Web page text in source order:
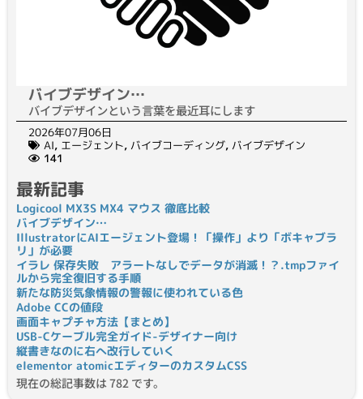
バイブデザイン…
バイブデザインという言葉を最近耳にします
2026年07月06日
AI, エージェント, バイブコーディング, バイブデザイン
141
最新記事
Logicool MX3S MX4 マウス 徹底比較
バイブデザイン…
IllustratorにAIエージェント登場！「操作」より「ボキャブラ
リ」が必要
イラレ 保存失敗 アラートなしでデータが消滅！？.tmpファイ
ルから完全復旧する手順
新たな防災気象情報の警報に使われている色
Adobe CCの値段
画面キャプチャ方法【まとめ】
USB-Cケーブル完全ガイド-デザイナー向け
縦書きなのに右へ改行していく
elementor atomicエディターのカスタムCSS
現在の総記事数は 782 です。